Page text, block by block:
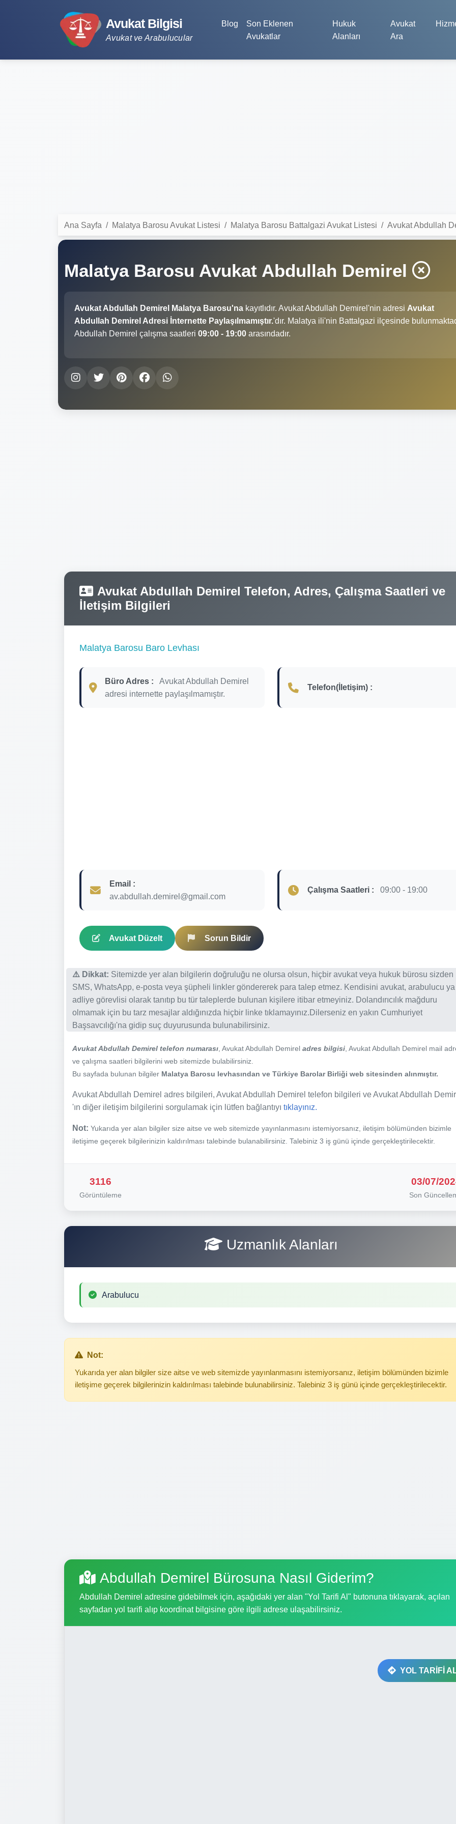
Avukat Bilgisi
Avukat ve Arabulucular
Blog
Son Eklenen
Avukatlar
Hukuk
Alanları
Avukat
Ara
Ana Sayfa Malatya Barosu Avukat Listesi Malatya Barosu Battalgazi Avukat Listesi Avukat Abdullah
Malatya Barosu Avukat Abdullah Demirel
Avukat Abdullah Demirel Malatya Barosu'na kayıtlıdır. Avukat Abdullah Demirel'nin adresi Avukat
Abdullah Demirel Adresi İnternette Paylaşılmamıştır.'dır. Malatya ili'nin Battalgazi ilçesinde
Abdullah Demirel çalışma saatleri 09:00 - 19:00 arasındadır.
Avukat Abdullah Demirel Telefon, Adres, Çalışma Saatleri ve
İletişim Bilgileri
Malatya Barosu Baro Levhası
Büro Adres :
Avukat Abdullah Demirel
adresi internette paylaşılmamıştır.
Telefon(İletişim) :
Email :
av.abdullah.demirel@gmail.com
Çalışma Saatleri : 09:00 - 19:00
Avukat Düzelt Sorun Bildir
⚠️ Dikkat: Sitemizde yer alan bilgilerin doğruluğu ne olursa olsun, hiçbir avukat veya hukuk bürosu sizden
SMS, WhatsApp, e-posta veya şüpheli linkler göndererek para talep etmez. Kendisini avukat, arabulucu
adliye görevlisi olarak tanıtıp bu tür taleplerde bulunan kişilere itibar etmeyiniz. Dolandırıcılık mağduru
olmamak için bu tarz mesajlar aldığınızda hiçbir linke tıklamayınız.Dilerseniz en yakın Cumhuriyet
Başsavcılığı'na gidip suç duyurusunda bulunabilirsiniz.
Avukat Abdullah Demirel telefon numarası , Avukat Abdullah Demirel adres bilgisi , Avukat Abdullah Demirel mail
ve çalışma saatleri bilgilerini web sitemizde bulabilirsiniz.
Bu sayfada bulunan bilgiler Malatya Barosu levhasından ve Türkiye Barolar Birliği web sitesinden alınmıştır.
Avukat Abdullah Demirel adres bilgileri, Avukat Abdullah Demirel telefon bilgileri ve Avukat Abdullah
'ın diğer iletişim bilgilerini sorgulamak için lütfen bağlantıyı tıklayınız.
Not: Yukarıda yer alan bilgiler size aitse ve web sitemizde yayınlanmasını istemiyorsanız, iletişim bölümünden bizimle
iletişime geçerek bilgilerinizin kaldırılması talebinde bulanabilirsiniz. Talebiniz 3 iş günü içinde gerçekleştirilecektir.
3116
Görüntüleme
03/07/
Son
Uzmanlık Alanları
Arabulucu
Not:
Yukarıda yer alan bilgiler size aitse ve web sitemizde yayınlanmasını istemiyorsanız, iletişim bölümünden bizimle
iletişime geçerek bilgilerinizin kaldırılması talebinde bulunabilirsiniz. Talebiniz 3 iş günü içinde gerçekleştirilecektir.
Abdullah Demirel Bürosuna Nasıl Giderim?
Abdullah Demirel adresine gidebilmek için, aşağıdaki yer alan "Yol Tarifi Al" butonuna tıklayarak, açılan
sayfadan yol tarifi alıp koordinat bilgisine göre ilgili adrese ulaşabilirsiniz.
YOL TARİFİ